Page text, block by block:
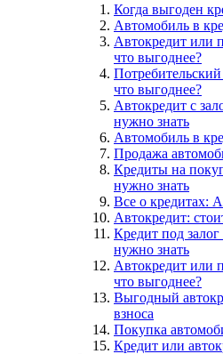
Когда выгоден
Автомобиль в
Автокредит или
что выгоднее?
что выгоднее?
Автокредит с
нужно знать
Автомобиль в
Продажа
Кредиты на
нужно знать
Все о кредитах:
Автокредит:
Кредит под
нужно знать
Автокредит или
что выгоднее?
Выгодный
взноса
Покупка
Кредит или